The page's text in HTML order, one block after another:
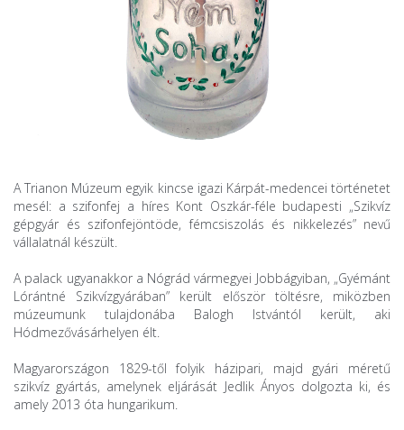
A Trianon Múzeum egyik kincse igazi Kárpát-medencei történetet
mesél: a szifonfej a híres Kont Oszkár-féle budapesti „Szikvíz
gépgyár és szifonfejöntöde, fémcsiszolás és nikkelezés” nevű
vállalatnál készült.
A palack ugyanakkor a Nógrád vármegyei Jobbágyiban, „Gyémánt
Lórántné Szikvízgyárában” került először töltésre, miközben
múzeumunk tulajdonába Balogh Istvántól került, aki
Hódmezővásárhelyen élt.
Magyarországon 1829-től folyik házipari, majd gyári méretű
szikvíz gyártás, amelynek eljárását Jedlik Ányos dolgozta ki, és
amely 2013 óta hungarikum.